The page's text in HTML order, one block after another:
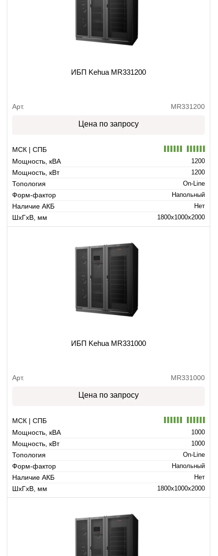
ИБП Kehua MR331200
Арт. MR331200
Цена по запросу
МСК | СПБ
Мощность, кВА
1200
Мощность, кВт 1200
Топология On-Line
Форм-фактор Напольный
Наличие АКБ Нет
ШхГхВ, мм 1800x1000x2000
ИБП Kehua MR331000
Арт. MR331000
Цена по запросу
МСК | СПБ
Мощность, кВА
1000
Мощность, кВт 1000
Топология On-Line
Форм-фактор Напольный
Наличие АКБ Нет
ШхГхВ, мм 1800x1000x2000